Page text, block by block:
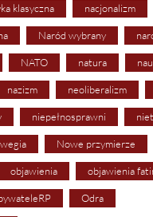
klasyczna nacjonalizm
Naród wybrany
NATO natura
nazizm neoliberalizm
niepełnosprawni
Nowe przymierze
objawienia objawienia
Odra